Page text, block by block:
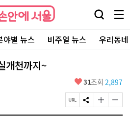
검
창
열
기
메
뉴
전
체
보
야별 뉴스 비주얼 뉴스 우리동
개천까지~
좋
요
31조회 2,897
페
이
S
N
글
자
글
자